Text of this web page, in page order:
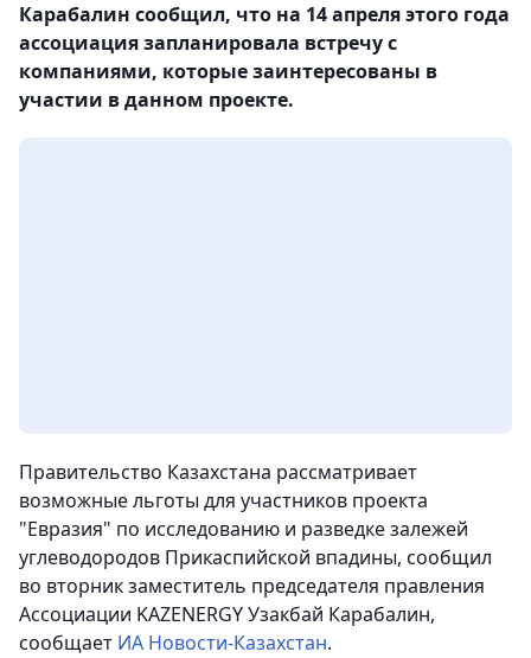
Карабалин сообщил, что на 14 апреля этого года
ассоциация запланировала встречу с
компаниями, которые заинтересованы в
участии в данном проекте.
Правительство Казахстана рассматривает
возможные льготы для участников проекта
"Евразия" по исследованию и разведке залежей
углеводородов Прикаспийской впадины, сообщил
во вторник заместитель председателя правления
Ассоциации KAZENERGY Узакбай Карабалин,
сообщает ИА Новости-Казахстан.